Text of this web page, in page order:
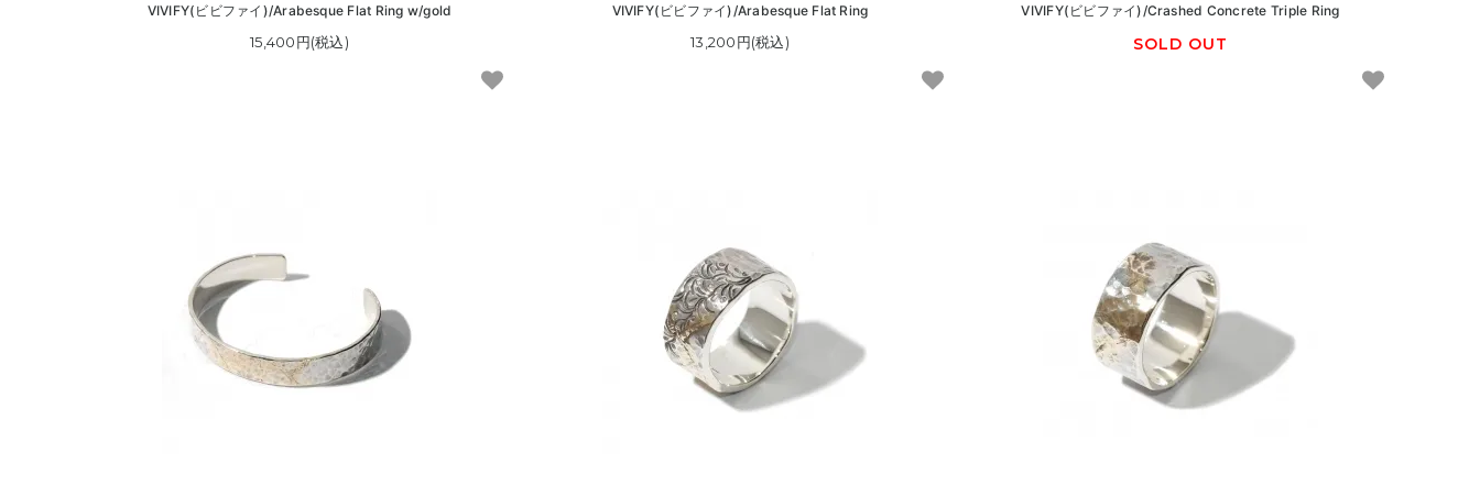
VIVIFY(ビビファイ)/Arabesque Flat Ring w/gold
15,400円(税込)
VIVIFY(ビビファイ)/Arabesque Flat Ring
13,200円(税込)
VIVIFY(ビビファイ)/Crashed Concrete Triple Ring
SOLD OUT